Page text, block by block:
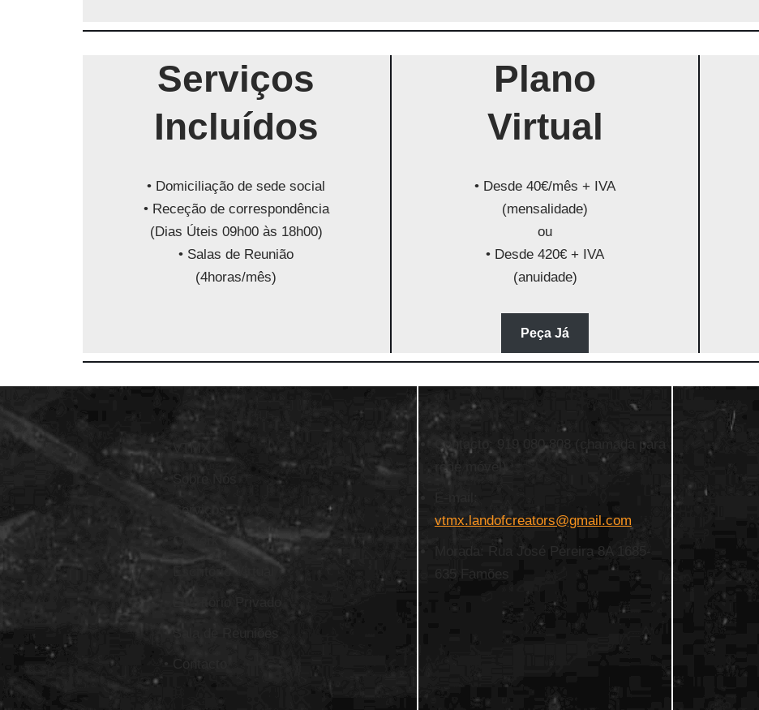
Serviços
Incluídos
• Domiciliação de sede social
• Receção de correspondência
(Dias Úteis 09h00 às 18h00)
• Salas de Reunião
(4horas/mês)
Plano
Virtual
• Desde 40€/mês + IVA
(mensalidade)
ou
• Desde 420€ + IVA
(anuidade)
Peça Já
• VTMX
• Serviços
• Escritório Virtual
• Sala de Reuniões
Contacto: 919 080 808 (chamada para
rede móvel)
vtmx.landofcreators@gmail.com
Morada: Rua José Pereira 8A 1685-
635 Famões